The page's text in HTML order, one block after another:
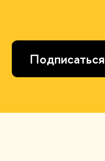
Подписаться